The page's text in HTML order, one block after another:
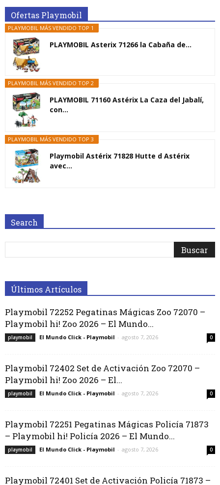
Ofertas Playmobil
PLAYMOBIL MÁS VENDIDO TOP 1
PLAYMOBIL Asterix 71266 la Cabaña de...
PLAYMOBIL MÁS VENDIDO TOP 2
PLAYMOBIL 71160 Astérix La Caza del Jabalí,
con...
PLAYMOBIL MÁS VENDIDO TOP 3
Playmobil Astérix 71828 Hutte d Astérix
avec...
Search
Últimos Artículos
Playmobil 72252 Pegatinas Mágicas Zoo 72070 –
Playmobil hi! Zoo 2026 – El Mundo...
playmobil El Mundo Click - Playmobil - agosto 7, 2026 0
Playmobil 72402 Set de Activación Zoo 72070 –
Playmobil hi! Zoo 2026 – El...
playmobil El Mundo Click - Playmobil - agosto 7, 2026 0
Playmobil 72251 Pegatinas Mágicas Policía 71873
– Playmobil hi! Policía 2026 – El Mundo...
playmobil El Mundo Click - Playmobil - agosto 7, 2026 0
Playmobil 72401 Set de Activación Policía 71873 –